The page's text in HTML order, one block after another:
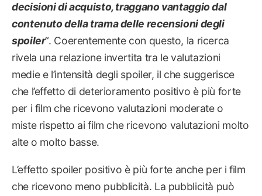
decisioni di acquisto, traggano vantaggio dal
contenuto della trama delle recensioni degli
spoiler“. Coerentemente con questo, la ricerca
rivela una relazione invertita tra le valutazioni
medie e l’intensità degli spoiler, il che suggerisce
che l’effetto di deterioramento positivo è più forte
per i film che ricevono valutazioni moderate o
miste rispetto ai film che ricevono valutazioni molto
alte o molto basse.
L’effetto spoiler positivo è più forte anche per i film
che ricevono meno pubblicità. La pubblicità può